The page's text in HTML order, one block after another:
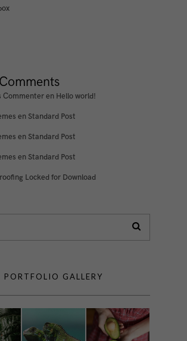
Commenteren Hello world!
en Standard Post
en Standard Post
en Standard Post
Locked for Download
PORTFOLIO GALLERY